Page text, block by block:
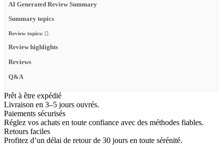
AI Generated Review Summary
Summary topics
Review topics: [].
Review highlights
Reviews
Q&A
Prêt à être expédié
Livraison en 3–5 jours ouvrés.
Paiements sécurisés
Réglez vos achats en toute confiance avec des méthodes fiables.
Retours faciles
Profitez d’un délai de retour de 30 jours en toute sérénité.